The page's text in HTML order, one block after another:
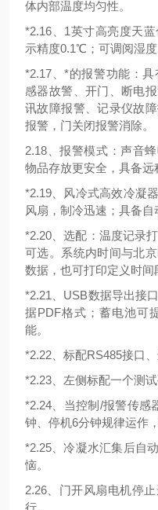
体内部温度均匀性。
*2.16、1英寸高亮度天
示精度0.1℃；可调阅湿度
*2.17、*的报警功能：
感器故警、开门、断电
讯故障报警、记录仪故
报警，门关闭报警消除。
2.18、报警模式：声音
物品存放更安全，具备远
*2.19、风冷式高效冷凝
风扇，制冷迅速；具备自
*2.20、选配：温度记录
可选。系统内时间与北
数据，也可打印定义时间
*2.21、USB数据导出接
据PDF格式；蓄电池可
能。
*2.22、标配RS485接口、
*2.23、左侧标配一个测
*2.24、当控制/报警传感
钟、停机6分钟规律运作
*2.25、冷凝水汇集后自
恼。
2.26、门开风扇电机停
行。